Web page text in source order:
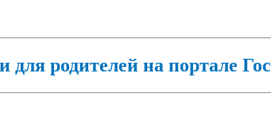
для родителей на портале